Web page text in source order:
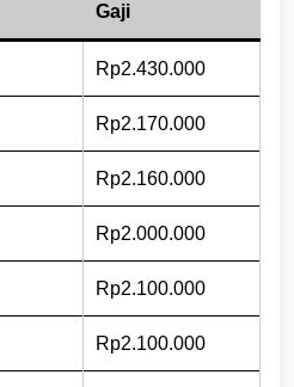
Gaji
Rp2.430.000
Rp2.170.000
Rp2.160.000
Rp2.000.000
Rp2.100.000
Rp2.100.000